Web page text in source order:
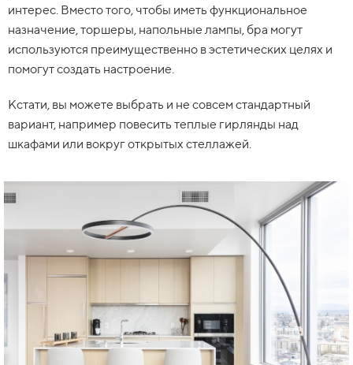
интерес. Вместо того, чтобы иметь функциональное
назначение, торшеры, напольные лампы, бра могут
используются преимущественно в эстетических целях и
помогут создать настроение.
Кстати, вы можете выбрать и не совсем стандартный
вариант, например повесить теплые гирлянды над
шкафами или вокруг открытых стеллажей.